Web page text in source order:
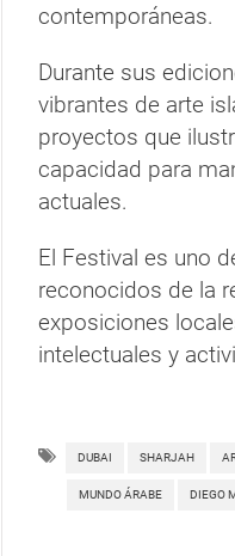
contemporáneas.
Durante sus
vibrantes de arte
proyectos que
capacidad para
actuales.
El Festival es uno
reconocidos de la
exposiciones
intelectuales y
DUBAI SHARJAH
MUNDO ÁRABE DIEGO